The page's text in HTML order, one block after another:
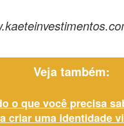
Veja também:
o que você precisa
criar uma identidade